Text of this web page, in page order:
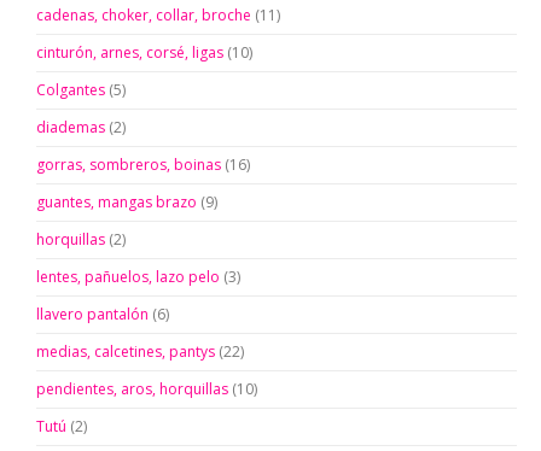
cadenas, choker, collar, broche (11)
cinturón, arnes, corsé, ligas (10)
Colgantes (5)
diademas (2)
gorras, sombreros, boinas (16)
guantes, mangas brazo (9)
horquillas (2)
lentes, pañuelos, lazo pelo (3)
llavero pantalón (6)
medias, calcetines, pantys (22)
pendientes, aros, horquillas (10)
Tutú (2)